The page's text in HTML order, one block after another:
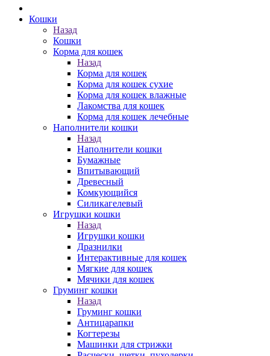
Кошки
Назад
Кошки
Корма для кошек
Назад
Корма для кошек
Корма для кошек сухие
Корма для кошек влажные
Лакомства для кошек
Корма для кошек лечебные
Наполнители кошки
Назад
Наполнители кошки
Бумажные
Впитывающий
Древесный
Комкующийся
Силикагелевый
Игрушки кошки
Назад
Игрушки кошки
Дразнилки
Интерактивные для кошек
Мягкие для кошек
Мячики для кошек
Груминг кошки
Назад
Груминг кошки
Антицарапки
Когтерезы
Машинки для стрижки